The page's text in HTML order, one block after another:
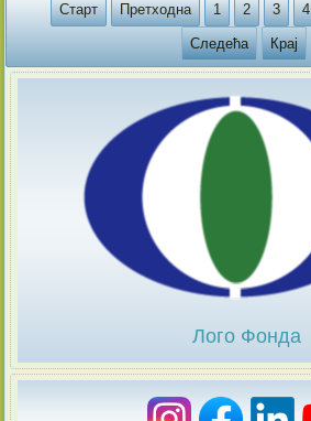
Старт
Претходна 1 2 3 4
Следећа Крај
Лого Фонда